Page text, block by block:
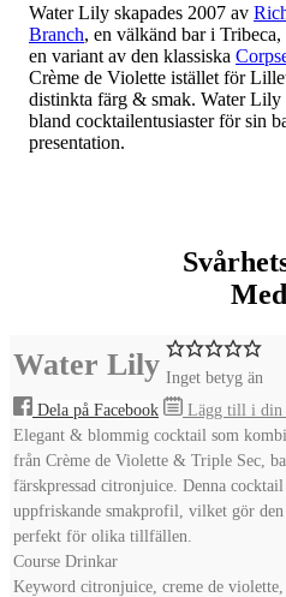
Water Lily skapades 2007 av
Branch, en välkänd bar i
en variant av den klassiska
Crème de Violette istället för
distinkta färg & smak. Water
bland cocktailentusiaster för sin
presentation.
Water Lily Inget betyg än
Dela på Facebook
Lägg till i din
Elegant & blommig cocktail som
från Crème de Violette & Triple Sec,
färskpressad citronjuice. Denna
uppfriskande smakprofil, vilket gör
perfekt för olika tillfällen.
Course Drinkar
Keyword citronjuice, creme de